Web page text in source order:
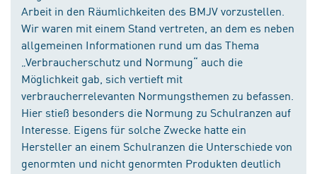
Arbeit in den Räumlichkeiten des BMJV vorzustellen.
Wir waren mit einem Stand vertreten, an dem es neben
allgemeinen Informationen rund um das Thema
„Verbraucherschutz und Normung“ auch die
Möglichkeit gab, sich vertieft mit
verbraucherrelevanten Normungsthemen zu befassen.
Hier stieß besonders die Normung zu Schulranzen auf
Interesse. Eigens für solche Zwecke hatte ein
Hersteller an einem Schulranzen die Unterschiede von
genormten und nicht genormten Produkten deutlich